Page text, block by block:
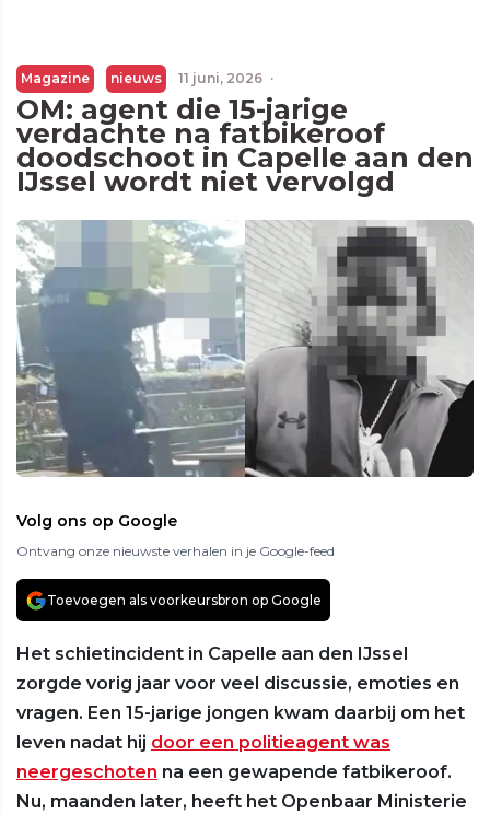
Magazine nieuws 11 juni, 2026 ·
OM: agent die 15-jarige
verdachte na fatbikeroof
doodschoot in Capelle aan den
IJssel wordt niet vervolgd
Volg ons op Google
Ontvang onze nieuwste verhalen in je Google-feed
Toevoegen als voorkeursbron op Google
Het schietincident in Capelle aan den IJssel
zorgde vorig jaar voor veel discussie, emoties en
vragen. Een 15-jarige jongen kwam daarbij om het
leven nadat hij door een politieagent was
neergeschoten na een gewapende fatbikeroof.
Nu, maanden later, heeft het Openbaar Ministerie